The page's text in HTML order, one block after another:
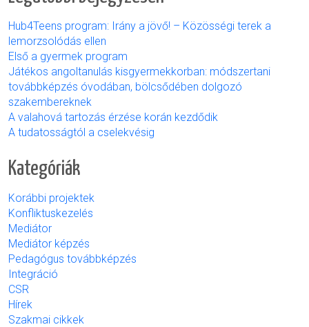
Hub4Teens program: Irány a jövő! – Közösségi terek a
lemorzsolódás ellen
Első a gyermek program
Játékos angoltanulás kisgyermekkorban: módszertani
továbbképzés óvodában, bölcsődében dolgozó
szakembereknek
A valahová tartozás érzése korán kezdődik
A tudatosságtól a cselekvésig
Kategóriák
Korábbi projektek
Konfliktuskezelés
Mediátor
Mediátor képzés
Pedagógus továbbképzés
Integráció
CSR
Hírek
Szakmai cikkek